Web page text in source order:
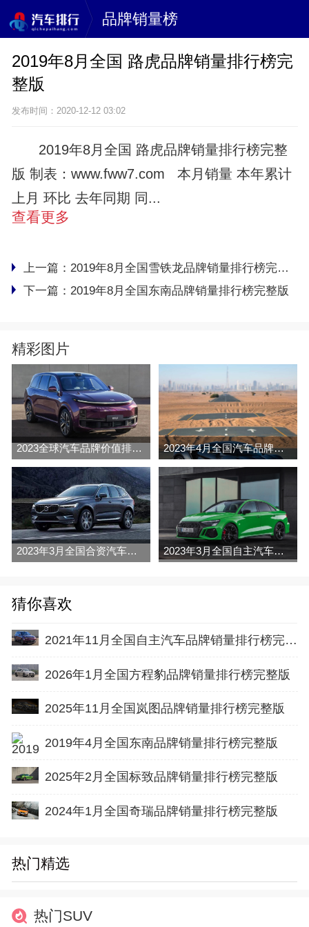
品牌销量榜
2019年8月全国 路虎品牌销量排行榜完
整版
发布时间：2020-12-12 03:02
2019年8月全国 路虎品牌销量排行榜完整
版 制表：www.fww7.com 本月销量 本年累计
上月 环比 去年同期 同...
查看更多
上一篇： 2019年8月全国雪铁龙品牌销量排行榜完整版
下一篇： 2019年8月全国东南品牌销量排行榜完整版
精彩图片
2023全球汽车品牌价值排行榜（Brand Finance 2023年4月全国汽车品牌销量排行榜完整版
2023年3月全国合资汽车品牌销量排行榜完整版 2023年3月全国自主汽车品牌销量排行榜完整版
猜你喜欢
2021年11月全国自主汽车品牌销量排行榜完整版
2026年1月全国方程豹品牌销量排行榜完整版
2025年11月全国岚图品牌销量排行榜完整版
2019年4月全国东南品牌销量排行榜完整版
2025年2月全国标致品牌销量排行榜完整版
2024年1月全国奇瑞品牌销量排行榜完整版
热门精选
热门SUV